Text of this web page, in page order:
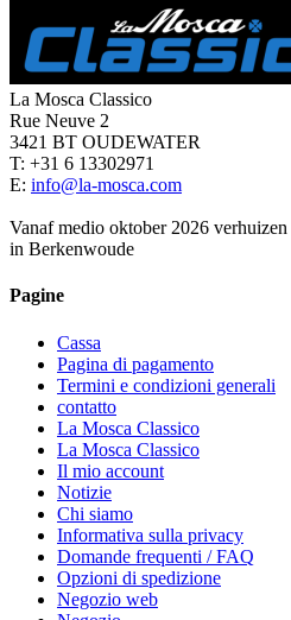
La Mosca Classico
Rue Neuve 2
3421 BT OUDEWATER
T: +31 6 13302971
E: info@la-mosca.com
Vanaf medio oktober 2026
in Berkenwoude
Pagine
Cassa
Pagina di pagamento
Termini e condizioni generali
contatto
La Mosca Classico
La Mosca Classico
Il mio account
Notizie
Chi siamo
Informativa sulla privacy
Domande frequenti / FAQ
Opzioni di spedizione
Negozio web